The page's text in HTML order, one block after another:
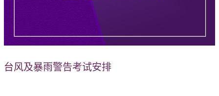
台风及暴雨警告考试安排